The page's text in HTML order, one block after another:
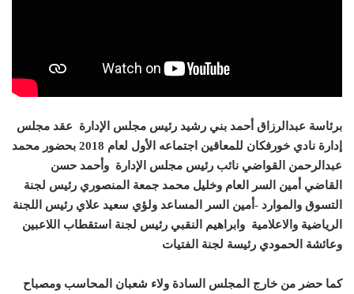
برئاسة عبدالرزاق أحمد بني رشيد رئيس مجلس الإدارة عقد مجلس
إدارة نادي خورفكان للمعاقين اجتماعه الأول لعام 2018 بحضور محمد
عبدالرحمن القواضي نائب رئيس مجلس الإدارة وأحمد حسن
القاضي أمين السر العام وخليل محمد جمعة المنصوري رئيس لجنة
التسوق والموارد -أمين السر المساعد ولؤي سعيد علاي رئيس اللجنة
الرياضية والاعلامية وابراهيم النقبي رئيس لجنة استقطاب اللاعبين
وعائشة الحمودي رئيسة لجنة الفتيات
كما حضر من خارج المجلس السادة ولاء شعبان المحاسب ومصباح